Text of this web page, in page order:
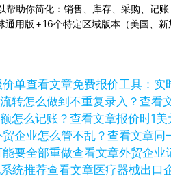
助你简化：销售、库存、采购、
用版 + 16个特定区域版本（美国、
查看文章免费报价工具：实
查看
查看文章报价时1美
查看文章同
查看文章外贸企业
查看文章医疗器械出口